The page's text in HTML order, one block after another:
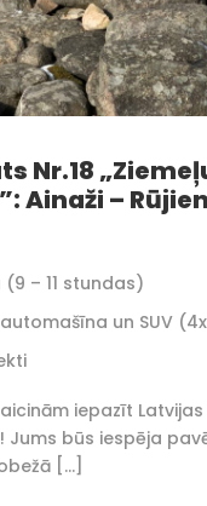
Nr.18
Ainaži –
(9 – 11 stundas)
un SUV
iepazīt
Jums būs iespēja
[…]